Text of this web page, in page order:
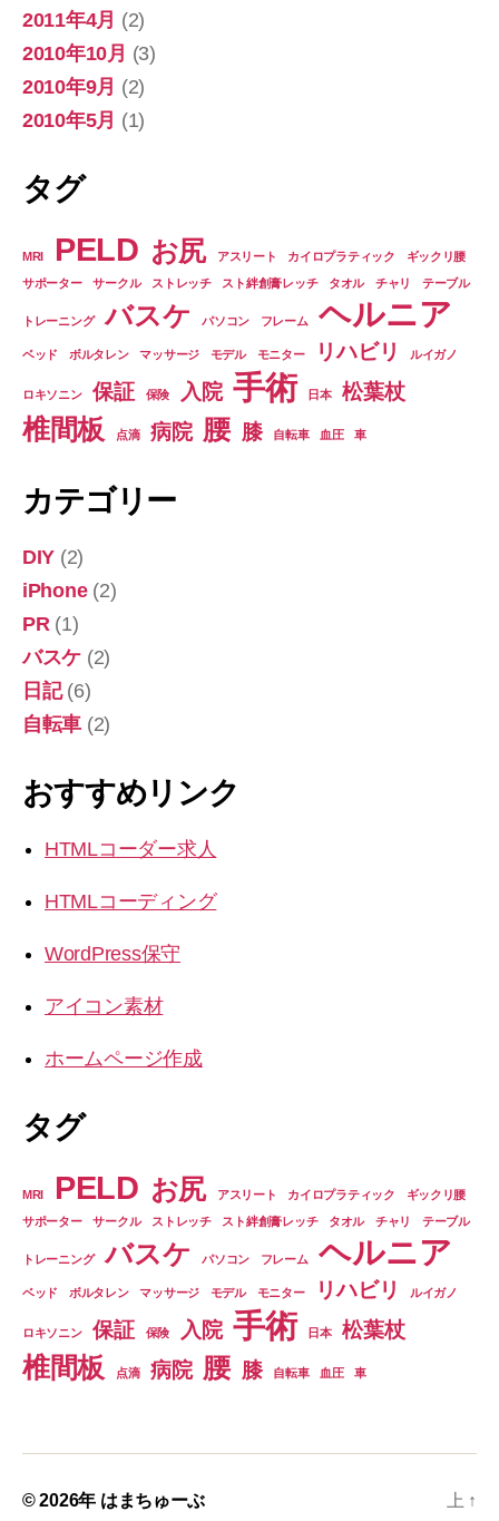
2011年4月 (2)
2010年10月 (3)
2010年9月 (2)
2010年5月 (1)
タグ
MRI PELD お尻 アスリート カイロプラティック
ギックリ腰
サポーター
サークル ストレッチ スト絆創膏レッチ タオル チャリ テーブル
トレーニング バスケ パソコン フレーム ヘルニア
ベッド ボルタレン マッサージ モデル モニター リハビリ ルイガノ
ロキソニン 保証 保険 入院 手術 日本 松葉杖
椎間板 点滴 病院 腰 膝 自転車 血圧 車
カテゴリー
DIY (2)
iPhone(2)
PR(1)
バスケ (2)
日記(6)
自転車 (2)
おすすめリンク
HTMLコーダー求人
HTMLコーディング
WordPress保守
アイコン素材
ホームページ作成
タグ
MRI PELD お尻 アスリート カイロプラティック
ギックリ腰
サポーター
サークル ストレッチ スト絆創膏レッチ タオル チャリ テーブル
トレーニング バスケ パソコン フレーム ヘルニア
ベッド ボルタレン マッサージ モデル モニター リハビリ ルイガノ
ロキソニン 保証 保険 入院 手術 日本 松葉杖
椎間板 点滴 病院 腰 膝 自転車 血圧 車
© 2026年 はまちゅーぶ 上 ↑